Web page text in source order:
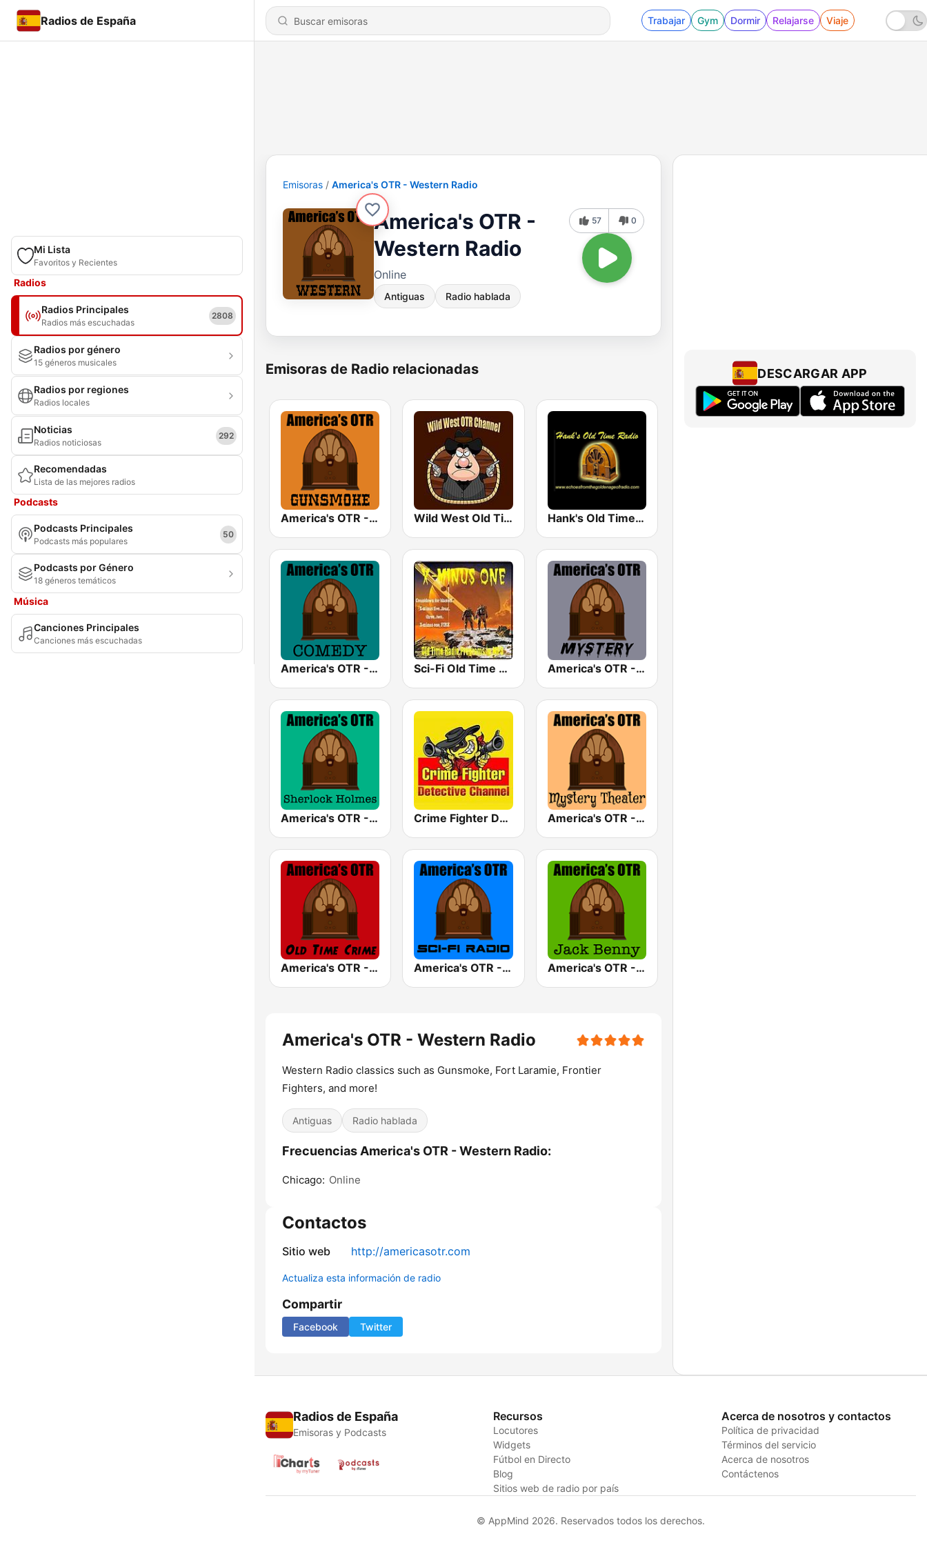
Radios de España Trabajar Gym Dormir Relajarse Viaje
Mi Lista
Favoritos y Recientes
Radios
Radios Principales
Radios más escuchadas
2808
Radios por género
15 géneros musicales
Radios por regiones
Radios locales
Noticias
Radios noticiosas
292
Recomendadas
Lista de las mejores radios
Podcasts
Podcasts Principales
Podcasts más populares
50
Podcasts por Género
18 géneros temáticos
Música
Canciones Principales
Canciones más escuchadas
Emisoras America's OTR - Western Radio
America's OTR -
Western Radio
Online
Antiguas Radio hablada
57 0
Emisoras de Radio relacionadas
America's OTR - 24/7 Gunsmoke Wild West Old Time Radio Channel Hank's Old Time Radio
America's OTR - Old Time Comedy Radio Sci-Fi Old Time Radio America's OTR - Mystery and Suspense
America's OTR - 24/7 Sherlock Holmes Crime Fighter Detectives Old Time Radio Channel America's OTR - Mystery Theater Radio
America's OTR - Old Time Crime America's OTR - Old Time Sci-Fi America's OTR - 24/7 Jack Benny
America's OTR - Western Radio
Western Radio classics such as Gunsmoke, Fort Laramie, Frontier
Fighters, and more!
Antiguas Radio hablada
Frecuencias America's OTR - Western Radio:
Chicago: Online
Contactos
Sitio web http://americasotr.com
Actualiza esta información de radio
Compartir
Facebook Twitter
DESCARGAR APP
Radios de España
Emisoras y Podcasts
Recursos
Locutores
Widgets
Fútbol en Directo
Blog
Sitios web de radio por país
Acerca de nosotros y contactos
Política de privacidad
Términos del servicio
Acerca de nosotros
Contáctenos
© AppMind 2026. Reservados todos los derechos.